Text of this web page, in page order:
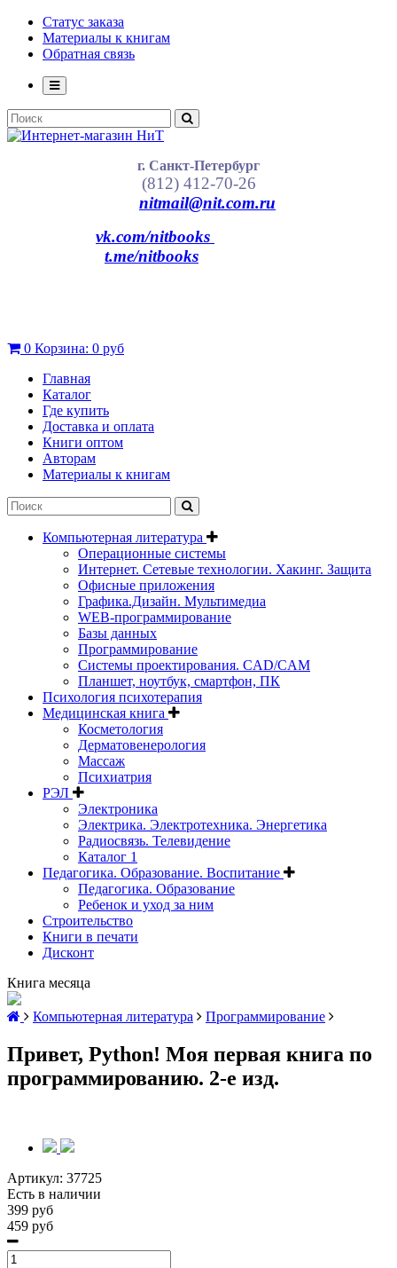
Статус заказа
Материалы к книгам
Обратная связь
г. Санкт-Петербург
(812) 412-70-26
nitmail@nit.com.ru
vk.com/nitbooks
t.me/nitbooks
0 Корзина: 0 руб
Главная
Каталог
Где купить
Доставка и оплата
Книги оптом
Авторам
Материалы к книгам
Компьютерная литература
Операционные системы
Интернет. Сетевые технологии. Хакинг. Защита
Офисные приложения
Графика.Дизайн. Мультимедиа
WEB-программирование
Базы данных
Программирование
Системы проектирования. CAD/CAM
Планшет, ноутбук, смартфон, ПК
Психология психотерапия
Медицинская книга
Косметология
Дерматовенерология
Массаж
Психиатрия
РЭЛ
Электроника
Электрика. Электротехника. Энергетика
Радиосвязь. Телевидение
Каталог 1
Педагогика. Образование. Воспитание
Педагогика. Образование
Ребенок и уход за ним
Строительство
Книги в печати
Дисконт
Книга месяца
Компьютерная литература Программирование
Привет, Pуthоn! Моя первая книга по
программированию. 2-е изд.
Артикул: 37725
Есть в наличии
399 руб
459 руб